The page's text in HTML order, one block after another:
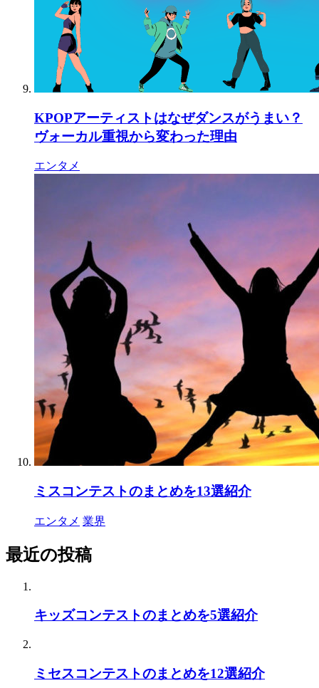
KPOPアーティストはなぜダンスがうまい？
ヴォーカル重視から変わった理由
エンタメ
ミスコンテストのまとめを13選紹介
エンタメ 業界
最近の投稿
キッズコンテストのまとめを5選紹介
ミセスコンテストのまとめを12選紹介